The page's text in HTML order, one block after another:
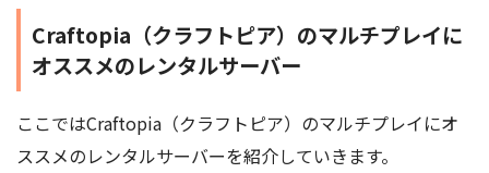
Craftopia（クラフトピア）のマルチプレイに
オススメのレンタルサーバー
ここではCraftopia（クラフトピア）のマルチプレイにオ
ススメのレンタルサーバーを紹介していきます。